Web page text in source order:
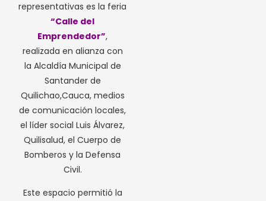
representativas es la feria
“Calle del
Emprendedor”,
realizada en alianza con
la Alcaldía Municipal de
Santander de
Quilichao,Cauca, medios
de comunicación locales,
el líder social Luis Álvarez,
Quilisalud, el Cuerpo de
Bomberos y la Defensa
Civil.
Este espacio permitió la